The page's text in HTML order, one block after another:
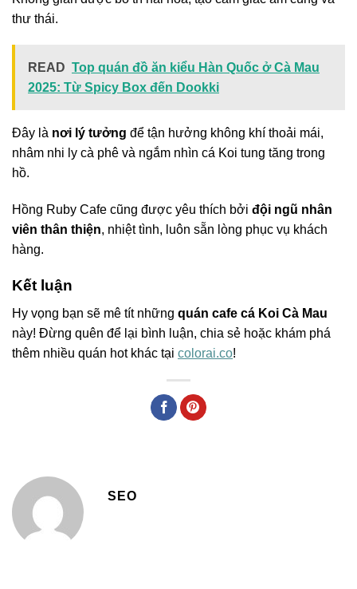
thư thái.
READ Top quán đồ ăn kiểu Hàn Quốc ở Cà Mau
2025: Từ Spicy Box đến Dookki
Đây là nơi lý tưởng để tận hưởng không khí thoải mái,
nhâm nhi ly cà phê và ngắm nhìn cá Koi tung tăng trong
hồ.
Hồng Ruby Cafe cũng được yêu thích bởi đội ngũ nhân
viên thân thiện, nhiệt tình, luôn sẵn lòng phục vụ khách
hàng.
Kết luận
Hy vọng bạn sẽ mê tít những quán cafe cá Koi Cà Mau
này! Đừng quên để lại bình luận, chia sẻ hoặc khám phá
thêm nhiều quán hot khác tại colorai.co!
SEO